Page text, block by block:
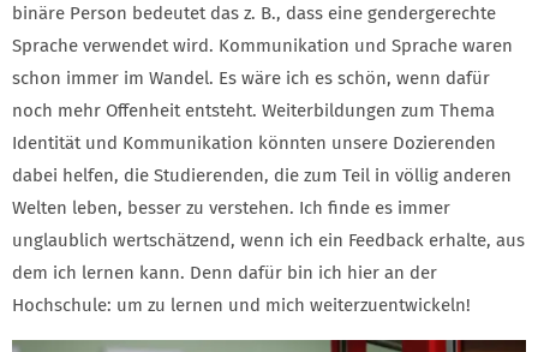
binäre Person bedeutet das z. B., dass eine gendergerechte
Sprache verwendet wird. Kommunikation und Sprache waren
schon immer im Wandel. Es wäre ich es schön, wenn dafür
noch mehr Offenheit entsteht. Weiterbildungen zum Thema
Identität und Kommunikation könnten unsere Dozierenden
dabei helfen, die Studierenden, die zum Teil in völlig anderen
Welten leben, besser zu verstehen. Ich finde es immer
unglaublich wertschätzend, wenn ich ein Feedback erhalte, aus
dem ich lernen kann. Denn dafür bin ich hier an der
Hochschule: um zu lernen und mich weiterzuentwickeln!